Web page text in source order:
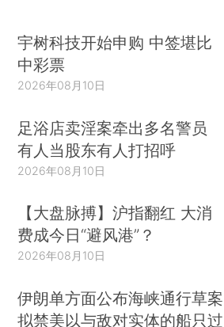
宇树科技开始申购 中签堪比
中彩票
2026年08月10日
足浴店卖淫案牵出多名警员
有人当股东有人打招呼
2026年08月10日
【大盘脉搏】沪指翻红 大消
费成今日“避风港”？
2026年08月10日
伊朗单方面公布海峡通行草案
拟禁美以与敌对实体的船只过